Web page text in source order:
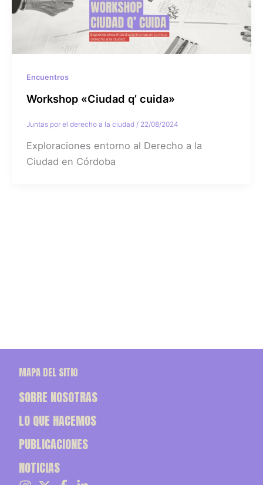
Encuentros
Workshop «Ciudad q’ cuida»
Juntas por el derecho a la ciudad / 22/08/2024
Exploraciones entorno al Derecho a la
Ciudad en Córdoba
MAPA DEL SITIO
SOBRE NOSOTRAS
LO QUE HACEMOS
PUBLICACIONES
NOTICIAS